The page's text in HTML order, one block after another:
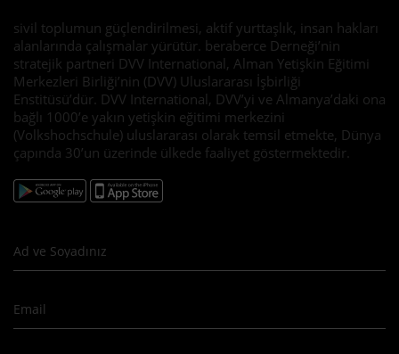
sivil toplumun güçlendirilmesi, aktif yurttaşlık, insan hakları
alanlarında çalışmalar yürütür. beraberce Derneği’nin
stratejik partneri DVV International, Alman Yetişkin Eğitimi
Merkezleri Birliği’nin (DVV) Uluslararası İşbirliği
Enstitüsü’dür. DVV International, DVV’yi ve Almanya’daki ona
bağlı 1000’e yakın yetişkin eğitimi merkezini
(Volkshochschule) uluslararası olarak temsil etmekte, Dünya
çapında 30’un üzerinde ülkede faaliyet göstermektedir.